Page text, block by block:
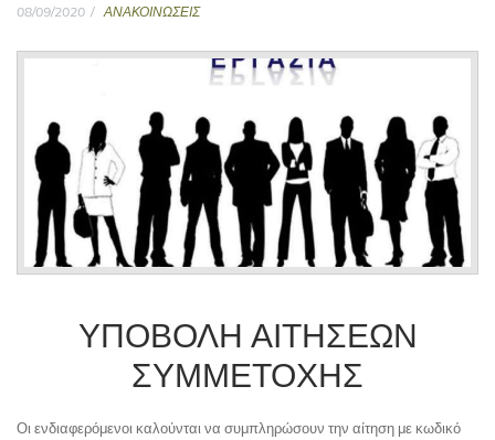
08/09/2020 ΑΝΑΚΟΙΝΩΣΕΙΣ
ΥΠΟΒΟΛΉ ΑΙΤΉΣΕΩΝ
ΣΥΜΜΕΤΟΧΉΣ
Οι ενδιαφερόμενοι καλούνται να συμπληρώσουν την αίτηση με κωδικό